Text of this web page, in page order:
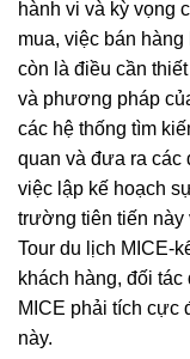
hành vi và kỳ vọng
mua, việc bán
còn là điều cần
và phương pháp
các hệ thống tìm
quan và đưa ra các
việc lập kế hoạch
trường tiên tiến
Tour du lịch MICE-
khách hàng, đối
MICE phải tích cực
này.